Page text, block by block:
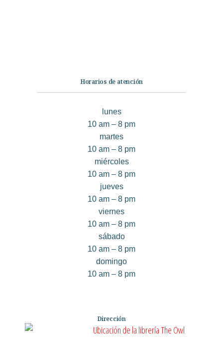
Horarios de atención
lunes
10 am – 8 pm
martes
10 am – 8 pm
miércoles
10 am – 8 pm
jueves
10 am – 8 pm
viernes
10 am – 8 pm
sábado
10 am – 8 pm
domingo
10 am – 8 pm
Dirección